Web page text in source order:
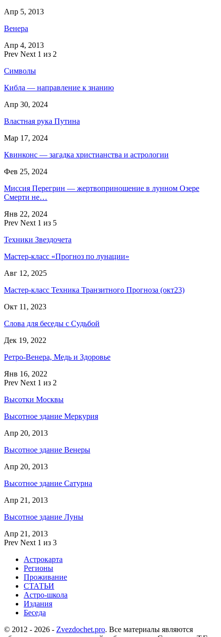
Апр 5, 2013
Венера
Апр 4, 2013
Prev Next 1 из 2
Символы
Кибла — направление к знанию
Апр 30, 2024
Властная рука Путина
Мар 17, 2024
Квинконс — загадка христианства и астрологии
Фев 25, 2024
Миссия Перегрин — жертвоприношение в лунном Озере
Смерти не…
Янв 22, 2024
Prev Next 1 из 5
Техники Звездочета
Мастер-класс «Прогноз по лунации»
Авг 12, 2025
Мастер-класс Техника Транзитного Прогноза (окт23)
Окт 11, 2023
Слова для беседы с Судьбой
Дек 19, 2022
Ретро-Венера, Медь и Здоровье
Янв 16, 2022
Prev Next 1 из 2
Высотки Москвы
Высотное здание Меркурия
Апр 20, 2013
Высотное здание Венеры
Апр 20, 2013
Высотное здание Сатурна
Апр 21, 2013
Высотное здание Луны
Апр 21, 2013
Prev Next 1 из 3
Астрокарта
Регионы
Проживание
СТАТЬИ
Астро-школа
Издания
Беседа
© 2012 - 2026 - Zvezdochet.pro. Все материалы являются